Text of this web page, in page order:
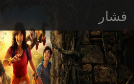
فشار